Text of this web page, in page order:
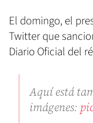
El domingo, el
Twitter que
Diario Oficial del
Aquí está
imágenes: